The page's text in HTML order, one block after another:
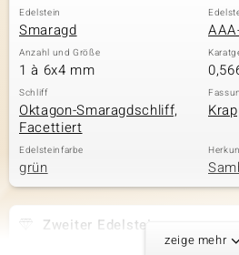
Edelstein
Smaragd
Anzahl und Größe
1 à 6x4 mm
Schliff
Oktagon-Smaragdschliff,
Facettiert
Edelsteinfarbe
grün
Zweiter Edelstein
zeige mehr